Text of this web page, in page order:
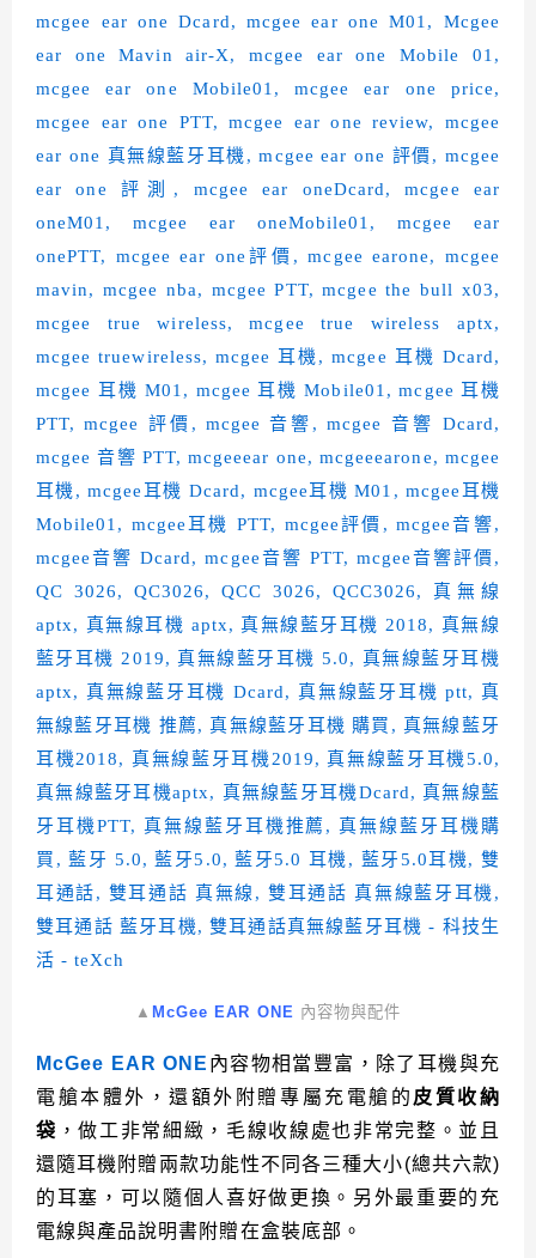
▲ McGee EAR ONE 內容物與配件
McGee EAR ONE 內容物相當豐富，除了耳機與充
電艙本體外，還額外附贈專屬充電艙的 皮質收納
袋 ，做工非常細緻，毛線收線處也非常完整。並且
還隨耳機附贈兩款功能性不同各三種大小(總共六款)
的耳塞，可以隨個人喜好做更換。另外最重要的充
電線與產品說明書附贈在盒裝底部。